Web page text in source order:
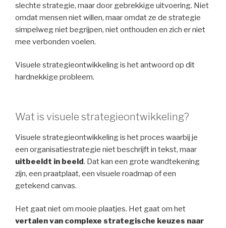
slechte strategie, maar door gebrekkige uitvoering. Niet
omdat mensen niet willen, maar omdat ze de strategie
simpelweg niet begrijpen, niet onthouden en zich er niet
mee verbonden voelen.
Visuele strategieontwikkeling is het antwoord op dit
hardnekkige probleem.
Wat is visuele strategieontwikkeling?
Visuele strategieontwikkeling is het proces waarbij je
een organisatiestrategie niet beschrijft in tekst, maar
uitbeeldt in beeld. Dat kan een grote wandtekening
zijn, een praatplaat, een visuele roadmap of een
getekend canvas.
Het gaat niet om mooie plaatjes. Het gaat om het
vertalen van complexe strategische keuzes naar